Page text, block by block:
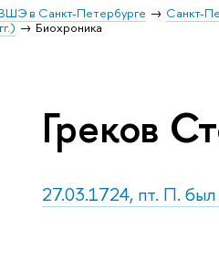
в Санкт-Петербурге Санкт-
Биохроника
Греков
27.03.1724, пт. П.